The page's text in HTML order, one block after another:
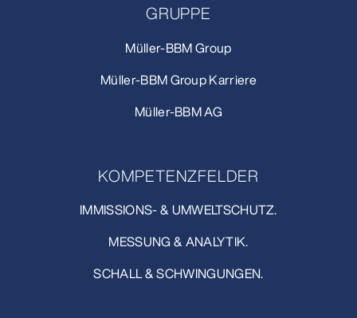
GRUPPE
Müller-BBM Group
Müller-BBM Group Karriere
Müller-BBM AG
KOMPETENZFELDER
IMMISSIONS- & UMWELTSCHUTZ.
MESSUNG & ANALYTIK.
SCHALL & SCHWINGUNGEN.